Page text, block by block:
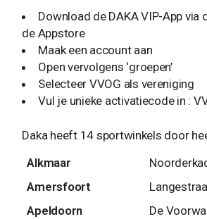
Download de DAKA VIP-App via
de Appstore
Maak een account aan
Open vervolgens ‘groepen’
Selecteer VVOG als vereniging
Vul je unieke activatiecode in :
Daka heeft 14 sportwinkels door
Alkmaar
Amersfoort
Apeldoorn
De